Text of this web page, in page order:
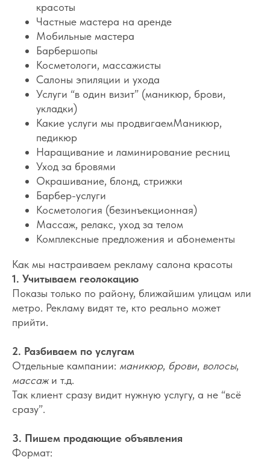
красоты
Частные мастера на аренде
Мобильные мастера
Барбершопы
Косметологи, массажисты
Салоны эпиляции и ухода
Услуги “в один визит” (маникюр, брови,
укладки)
Какие услуги мы продвигаемМаникюр,
педикюр
Наращивание и ламинирование ресниц
Уход за бровями
Окрашивание, блонд, стрижки
Барбер-услуги
Косметология (безинъекционная)
Массаж, релакс, уход за телом
Комплексные предложения и абонементы
Как мы настраиваем рекламу салона красоты
1. Учитываем геолокацию
Показы только по району, ближайшим улицам или
метро. Рекламу видят те, кто реально может
прийти.
2. Разбиваем по услугам
Отдельные кампании: маникюр, брови, волосы,
массажи т.д.
Так клиент сразу видит нужную услугу, а не “всё
сразу”.
3. Пишем продающие объявления
Формат: